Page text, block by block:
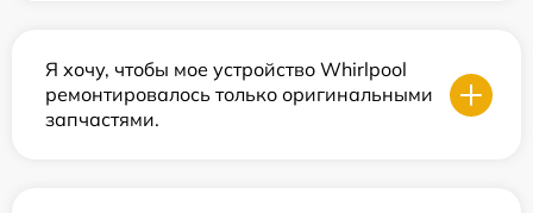
Я хочу, чтобы мое устройство Whirlpool
ремонтировалось только оригинальными
запчастями.